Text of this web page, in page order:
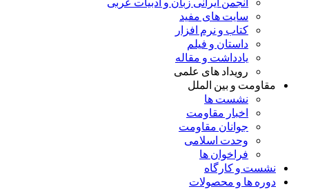
سایت های مفید
کتاب و نرم افزار
داستان و فیلم
یادداشت و مقاله
رویداد های علمی
مقاومت و بین الملل
نشست ها
اخبار مقاومت
جوانان مقاومت
وحدت اسلامی
فراخوان ها
نشست و کارگاه
دوره ها و محصولات